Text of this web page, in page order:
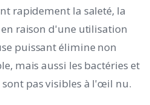
rapidement la saleté, la
raison d'une utilisation
puissant élimine non
mais aussi les bactéries et
pas visibles à l'œil nu.